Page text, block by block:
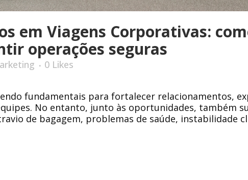
em Viagens Corporativas:
operações seguras
0 Likes
fundamentais para fortalecer relacionamentos,
No entanto, junto às oportunidades, também
de bagagem, problemas de saúde, instabilidade